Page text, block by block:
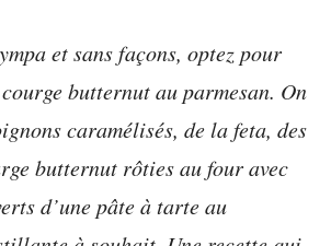
et sans façons, optez pour
butternut au parmesan. On
caramélisés, de la feta, des
butternut rôties au four avec
d’une pâte à tarte au